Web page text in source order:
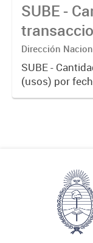
SUBE -
por fecha
Dirección
Tecnológico -
SUBE -
(usos) por
la red SUBE.